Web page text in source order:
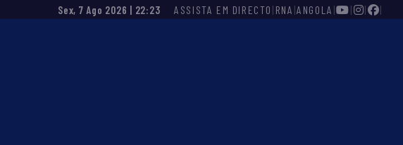
Sex, 7 Ago 2026 | 22:23 ASSISTA EM DIRECTO | RNA |ANGOLA | | | |